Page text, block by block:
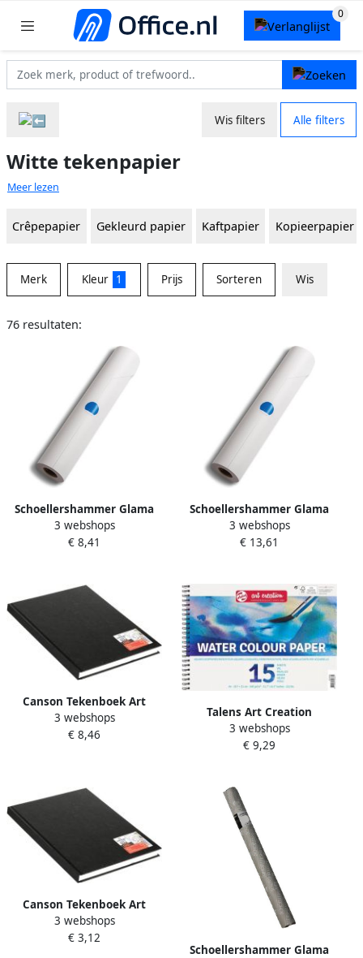
Wis filters Alle filters
Witte tekenpapier
Meer lezen
Crêpepapier Gekleurd papier Kaftpapier Kopieerpapier
Merk Kleur 1 Prijs Sorteren Wis
76 resultaten:
Schoellershammer Glama
Basic schetspapier 60 g m²
rol van 0 33 x 20 m
3 webshops
€ 8,41
Schoellershammer Glama
Basic schetspapier 60 g m²
rol van 0 33 x 50 m
3 webshops
€ 13,61
Canson Tekenboek Art
Dummy 216x279mm 100gr
98 vel
3 webshops
€ 8,46
Talens Art Creation
aquarelpapier 240 g ft 21 x
29 7 cm A4 blok van 15 vel
3 webshops
€ 9,29
Canson Tekenboek Art
Dummy 102x152mm 100gr
100 vel
3 webshops
€ 3,12
Schoellershammer Glama